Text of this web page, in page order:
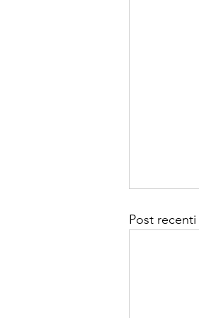
Post recenti